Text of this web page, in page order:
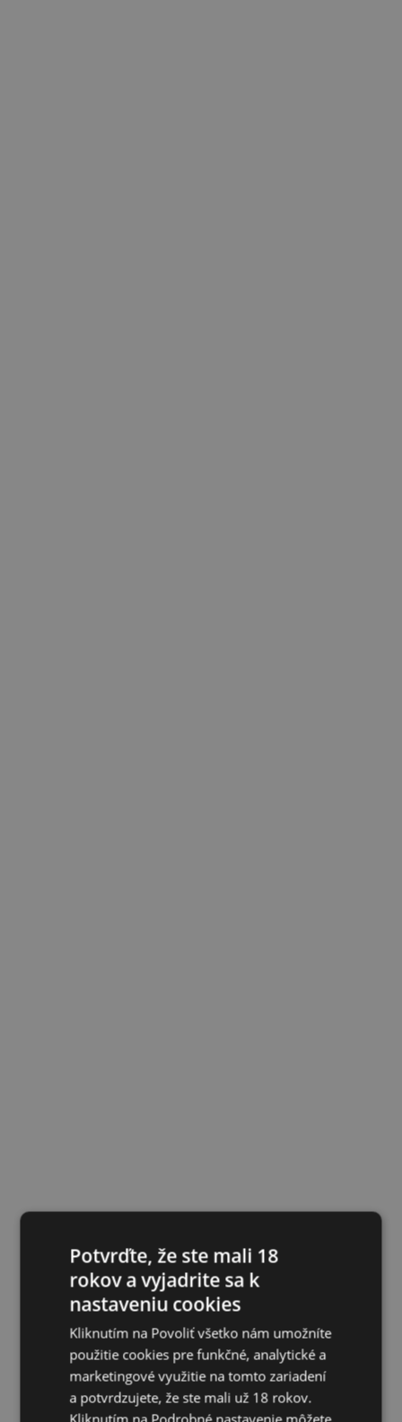
Potvrďte, že ste mali 18
rokov a vyjadrite sa k
nastaveniu cookies
Kliknutím na Povoliť všetko nám umožníte
použitie cookies pre funkčné, analytické a
marketingové využitie na tomto zariadení
a potvrdzujete, že ste mali už 18 rokov.